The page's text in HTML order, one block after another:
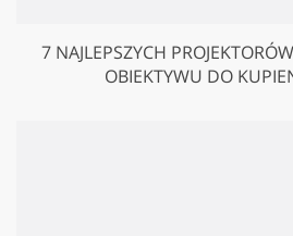
7 NAJLEPSZYCH
OBIEKTYWU DO